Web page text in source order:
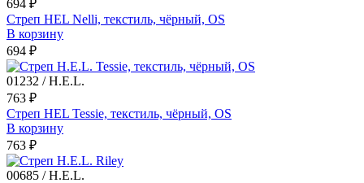
694 ₽
Стреп HEL Nelli, текстиль, чёрный, OS
В корзину
694 ₽
01232 / H.E.L.
763 ₽
Стреп HEL Tessie, текстиль, чёрный, OS
В корзину
763 ₽
00685 / H.E.L.